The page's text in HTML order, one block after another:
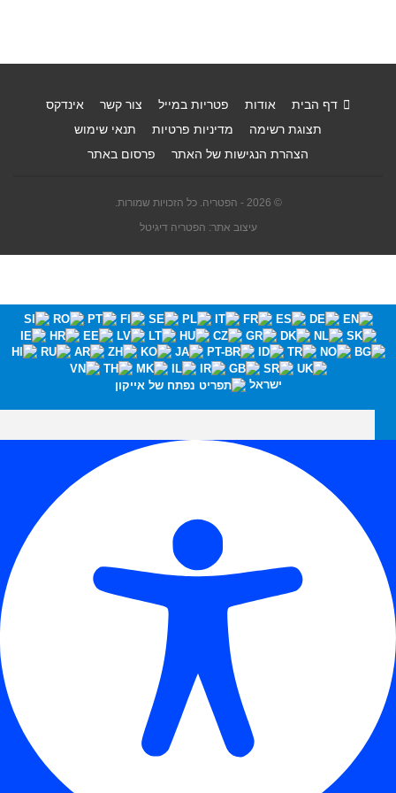
דף הבית אודות פטריות במייל צור קשר
אינדקס
תצוגת רשימה
מדיניות פרטיות
תנאי שימוש
הצהרת הנגישות של האתר
פרסום באתר
© 2026 - הפטריה. כל הזכויות שמורות.
עיצוב אתר: הפטריה דיגיטל
ישראל